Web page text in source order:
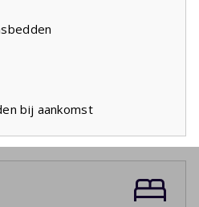
bij aankomst